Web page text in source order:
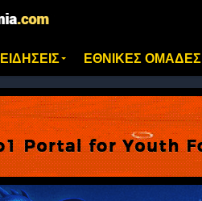
ΕΙΔΗΣΕΙΣ ΕΘΝΙΚΕΣ ΟΜΑΔΕΣ